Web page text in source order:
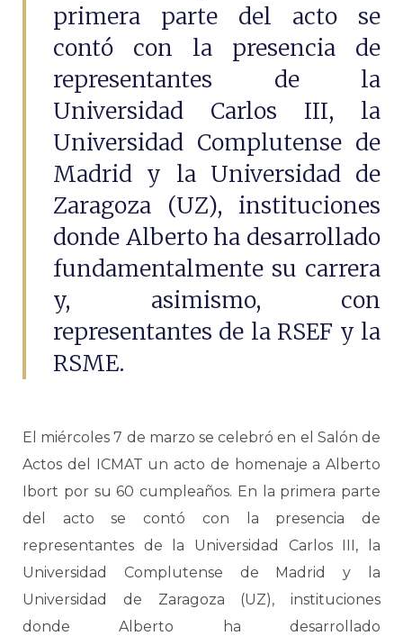
primera parte del acto se
contó con la presencia de
representantes de la
Universidad Carlos III, la
Universidad Complutense de
Madrid y la Universidad de
Zaragoza (UZ), instituciones
donde Alberto ha desarrollado
fundamentalmente su carrera
y, asimismo, con
representantes de la RSEF y la
RSME.
El miércoles 7 de marzo se celebró en el Salón de
Actos del ICMAT un acto de homenaje a Alberto
Ibort por su 60 cumpleaños. En la primera parte
del acto se contó con la presencia de
representantes de la Universidad Carlos III, la
Universidad Complutense de Madrid y la
Universidad de Zaragoza (UZ), instituciones
donde Alberto ha desarrollado